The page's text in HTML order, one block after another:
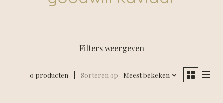
Filters weergeven
0 producten Sorteren op Meest bekeken